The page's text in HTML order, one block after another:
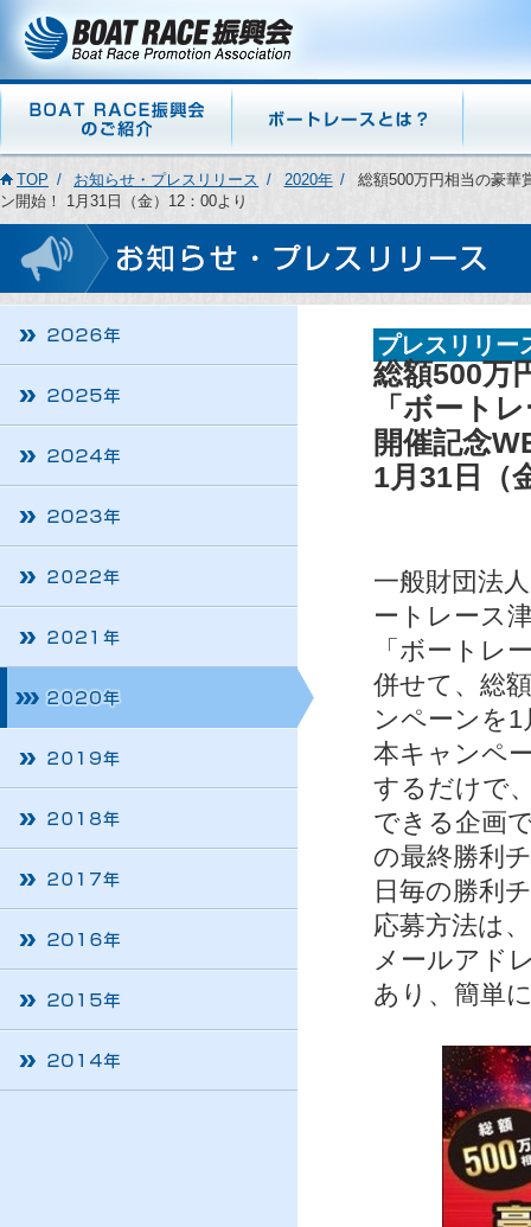
TOP お知らせ・プレスリリース 2020年
総額500万円相当の豪華
ン開始！ 1月31日（金）12：00より
プレスリリー
総額500万
「ボート
開催記念
1月31日（
一般財団法
ートレース
「ボートレ
併せて、総
ンペーンを
本キャンペ
するだけで
できる企画
の最終勝利
日毎の勝利
応募方法は
メールアド
あり、簡単